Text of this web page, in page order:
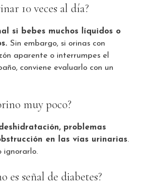
10 veces al día?
si bebes muchos líquidos o
Sin embargo, si orinas con
aparente o interrumpes el
conviene evaluarlo con un
muy poco?
problemas
en las vías urinarias.
ignorarlo.
es señal de diabetes?